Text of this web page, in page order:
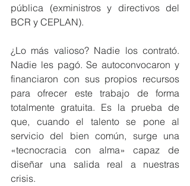
pública (exministros y directivos del
BCR y CEPLAN).
¿Lo más valioso? Nadie los contrató.
Nadie les pagó. Se autoconvocaron y
financiaron con sus propios recursos
para ofrecer este trabajo de forma
totalmente gratuita. Es la prueba de
que, cuando el talento se pone al
servicio del bien común, surge una
«tecnocracia con alma» capaz de
diseñar una salida real a nuestras
crisis.